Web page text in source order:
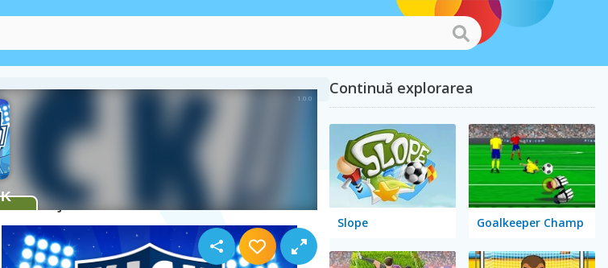
Cum se joacă Kick Trick
Continuă explorarea
Slope Goalkeeper Champ